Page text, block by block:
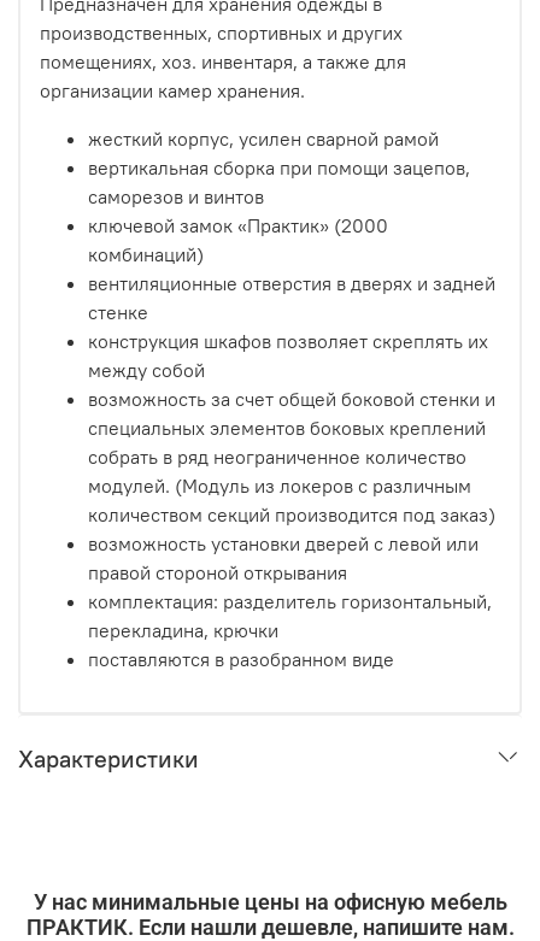
производственных, спортивных и других
помещениях, хоз. инвентаря, а также для
организации камер хранения.
жесткий корпус, усилен сварной рамой
вертикальная сборка при помощи зацепов,
саморезов и винтов
ключевой замок «Практик» (2000
комбинаций)
вентиляционные отверстия в дверях и задней
стенке
конструкция шкафов позволяет скреплять их
между собой
возможность за счет общей боковой стенки и
специальных элементов боковых креплений
собрать в ряд неограниченное количество
модулей. (Модуль из локеров с различным
количеством секций производится под заказ)
возможность установки дверей с левой или
правой стороной открывания
комплектация: разделитель горизонтальный,
перекладина, крючки
поставляются в разобранном виде
Характеристики
У нас минимальные цены на офисную мебель
ПРАКТИК. Если нашли дешевле, напишите нам.